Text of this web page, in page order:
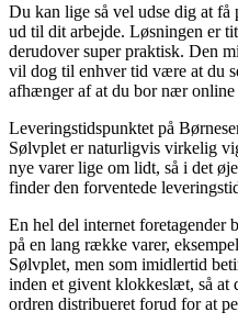
Du kan lige så vel udse dig at
ud til dit arbejde. Løsningen er
derudover super praktisk. Den
vil dog til enhver tid være at du
afhænger af at du bor nær online
Leveringstidspunktet på
Sølvplet er naturligvis virkelig
nye varer lige om lidt, så i det
finder den forventede
En hel del internet foretagender
på en lang række varer,
Sølvplet, men som imidlertid
inden et givent klokkeslæt, så at
ordren distribueret forud for at